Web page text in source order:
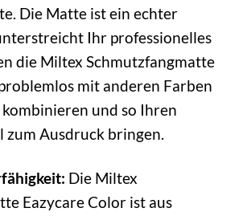
Die Matte ist ein echter
Ihr professionelles
die Miltex Schmutzfangmatte
mit anderen Farben
und so Ihren
zum Ausdruck bringen.
Die Miltex
Eazycare Color ist aus